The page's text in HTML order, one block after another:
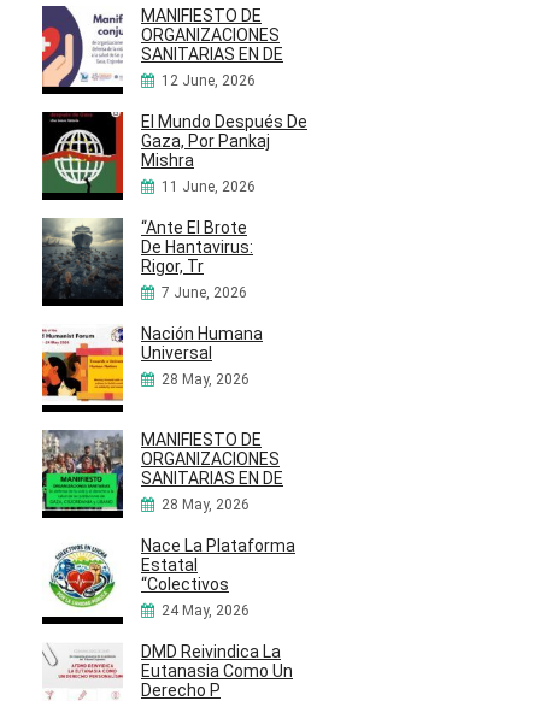
MANIFIESTO DE
ORGANIZACIONES
SANITARIAS EN DE
12 June, 2026
El Mundo Después De
Gaza, Por Pankaj
Mishra
11 June, 2026
“Ante El Brote
De Hantavirus:
Rigor, Tr
7 June, 2026
Nación Humana
Universal
28 May, 2026
MANIFIESTO DE
ORGANIZACIONES
SANITARIAS EN DE
28 May, 2026
Nace La Plataforma
Estatal
“Colectivos
24 May, 2026
DMD Reivindica La
Eutanasia Como Un
Derecho P